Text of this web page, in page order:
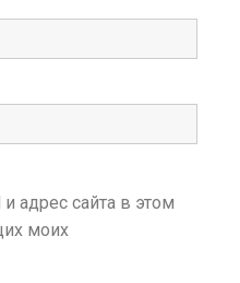
адрес сайта в этом
моих